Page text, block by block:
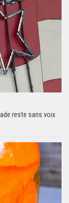
reste sans voix